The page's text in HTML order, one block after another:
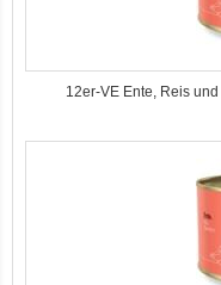
12er-VE Ente, Reis